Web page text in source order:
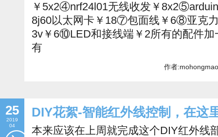
￥5x2④nrf24l01无线收发￥
8j60以太网卡￥18⑦包面线￥6⑧亚克
3v￥6⑩LED和接线端￥2所有的配件加
有
作者
25
2019
04
DIY花絮-智能红外线控制，在这
本来应该在上周就完成这个DIY红外线